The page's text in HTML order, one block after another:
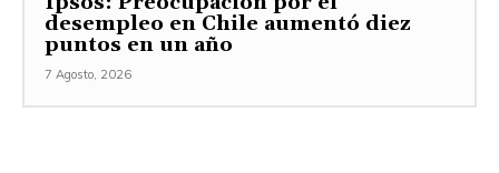
desempleo en Chile aumentó diez
puntos en un año
7 Agosto, 2026